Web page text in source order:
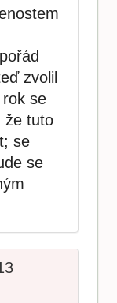
zvolil
se
že tuto
se
se